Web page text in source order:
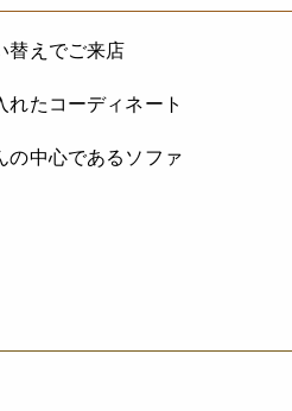
替えでご来店
れたコーディネート
の中心であるソファ